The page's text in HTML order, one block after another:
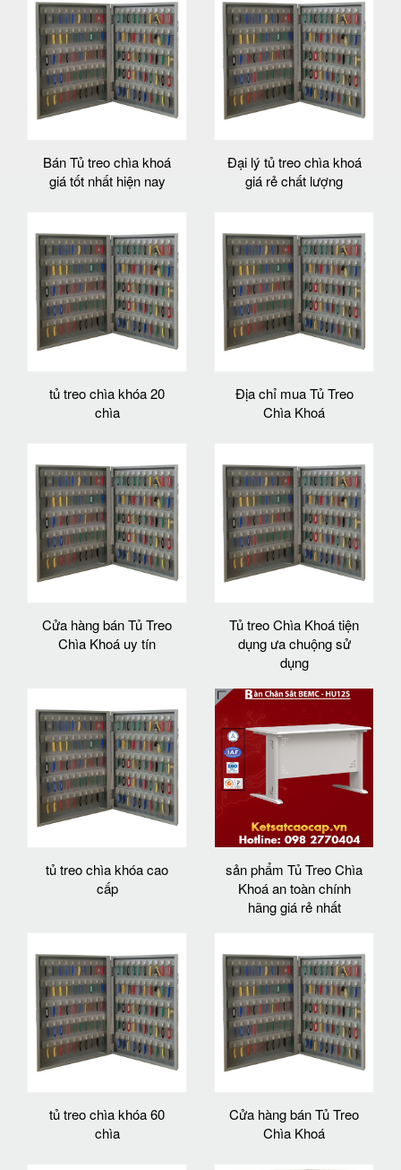
Bán Tủ treo chìa khoá
giá tốt nhất hiện nay
Đại lý tủ treo chìa khoá
giá rẻ chất lượng
tủ treo chìa khóa 20
chìa
Địa chỉ mua Tủ Treo
Chìa Khoá
Cửa hàng bán Tủ Treo
Chìa Khoá uy tín
Tủ treo Chìa Khoá tiện
dụng ưa chuộng sử
dụng
tủ treo chìa khóa cao
cấp
sản phẩm Tủ Treo Chìa
Khoá an toàn chính
hãng giá rẻ nhất
tủ treo chìa khóa 60
chìa
Cửa hàng bán Tủ Treo
Chìa Khoá